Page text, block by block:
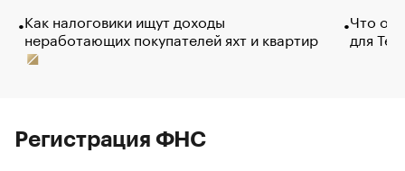
Как налоговики ищут доходы
неработающих покупателей яхт и квартир
Что
для
Регистрация ФНС